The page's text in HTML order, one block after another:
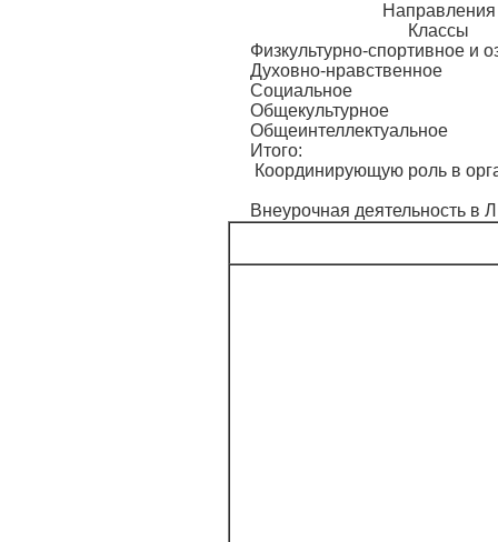
Направления
Классы
Физкультурно-спортивное и
Духовно-нравственное
Социальное
Общекультурное
Общеинтеллектуальное
Итого:
Координирующую роль в
Внеурочная деятельность в